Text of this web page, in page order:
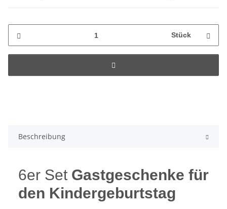
Stück
Beschreibung
6er Set Gastgeschenke für
den Kindergeburtstag